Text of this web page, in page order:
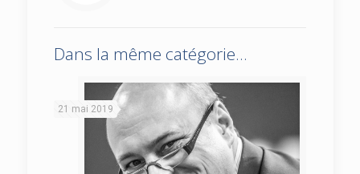
Dans la même catégorie...
21 mai 2019